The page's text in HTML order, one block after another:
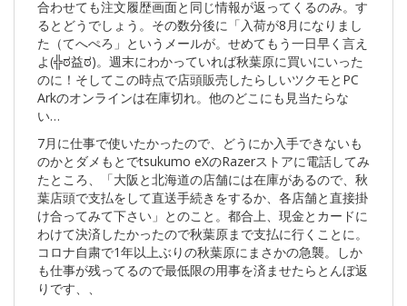
合わせても注文履歴画面と同じ情報が返ってくるのみ。す
るとどうでしょう。その数分後に「入荷が8月になりまし
た（てへぺろ」というメールが。せめてもう一日早く言え
よ(╬ಠ益ಠ)。週末にわかっていれば秋葉原に買いにいった
のに！そしてこの時点で店頭販売したらしいツクモとPC
Arkのオンラインは在庫切れ。他のどこにも見当たらな
い…
7月に仕事で使いたかったので、どうにか入手できないも
のかとダメもとでtsukumo eXのRazerストアに電話してみ
たところ、「大阪と北海道の店舗には在庫があるので、秋
葉店頭で支払をして直送手続きをするか、各店舗と直接掛
け合ってみて下さい」とのこと。都合上、現金とカードに
わけて決済したかったので秋葉原まで支払に行くことに。
コロナ自粛で1年以上ぶりの秋葉原にまさかの急襲。しか
も仕事が残ってるので最低限の用事を済ませたらとんぼ返
りです、、